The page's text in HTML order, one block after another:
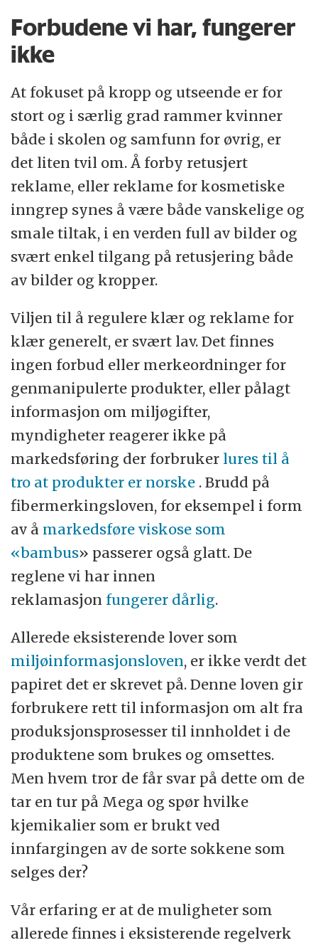
Forbudene vi har, fungerer
ikke
At fokuset på kropp og utseende er for
stort og i særlig grad rammer kvinner
både i skolen og samfunn for øvrig, er
det liten tvil om. Å forby retusjert
reklame, eller reklame for kosmetiske
inngrep synes å være både vanskelige og
smale tiltak, i en verden full av bilder og
svært enkel tilgang på retusjering både
av bilder og kropper.
Viljen til å regulere klær og reklame for
klær generelt, er svært lav. Det finnes
ingen forbud eller merkeordninger for
genmanipulerte produkter, eller pålagt
informasjon om miljøgifter,
myndigheter reagerer ikke på
markedsføring der forbruker lures til å
tro at produkter er norske . Brudd på
fibermerkingsloven, for eksempel i form
av å markedsføre viskose som
«bambus» passerer også glatt. De
reglene vi har innen
reklamasjon fungerer dårlig.
Allerede eksisterende lover som
miljøinformasjonsloven, er ikke verdt det
papiret det er skrevet på. Denne loven gir
forbrukere rett til informasjon om alt fra
produksjonsprosesser til innholdet i de
produktene som brukes og omsettes.
Men hvem tror de får svar på dette om de
tar en tur på Mega og spør hvilke
kjemikalier som er brukt ved
innfargingen av de sorte sokkene som
selges der?
Vår erfaring er at de muligheter som
allerede finnes i eksisterende regelverk